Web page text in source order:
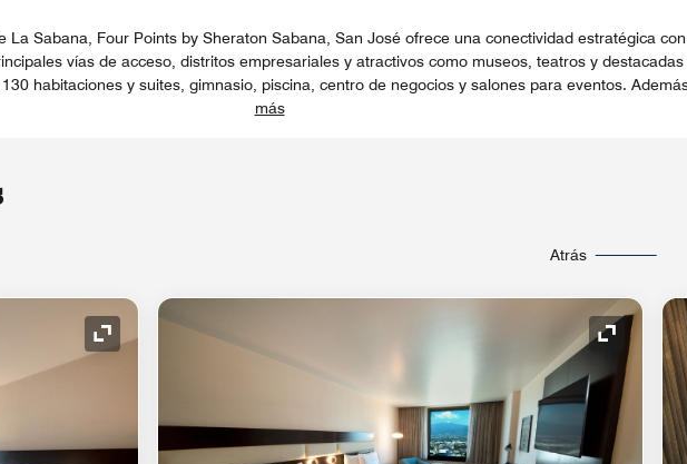
La Sabana, Four Points by Sheraton Sabana, San José ofrece una conectividad estratégica
vías de acceso, distritos empresariales y atractivos como museos, teatros y
habitaciones y suites, gimnasio, piscina, centro de negocios y salones para eventos.
más
Atrás
Icono de expansión Icono de